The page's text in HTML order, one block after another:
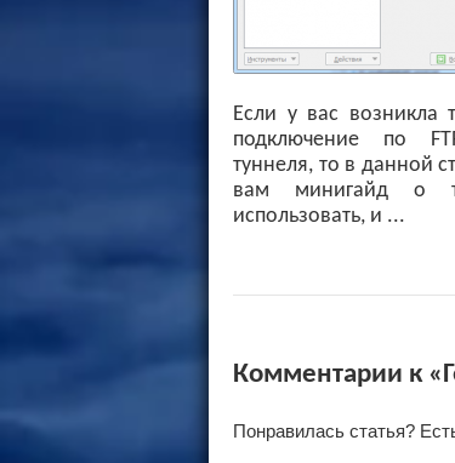
Если у вас возникла
подключение по
туннеля, то в данной
вам минигайд о
использовать, и ...
Комментарии к
Понравилась статья?